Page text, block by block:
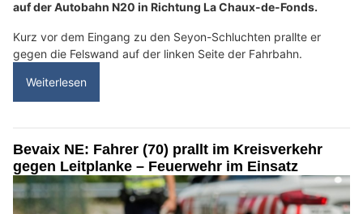
auf der Autobahn N20 in Richtung La Chaux-de-Fonds.
Kurz vor dem Eingang zu den Seyon-Schluchten prallte er
gegen die Felswand auf der linken Seite der Fahrbahn.
Weiterlesen
Bevaix NE: Fahrer (70) prallt im Kreisverkehr
gegen Leitplanke – Feuerwehr im Einsatz